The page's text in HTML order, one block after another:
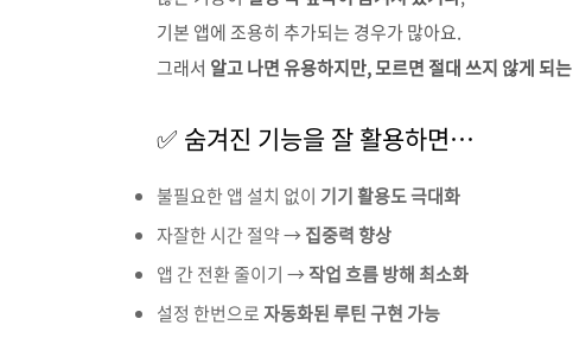
기본 앱에 조용히 추가되는 경우가 많아요.
그래서 알고 나면 유용하지만, 모르면 절대 쓰지 않게 되는
✅ 숨겨진 기능을 잘 활용하면…
불필요한 앱 설치 없이 기기 활용도 극대화
자잘한 시간 절약 →집중력 향상
앱 간 전환 줄이기 →작업 흐름 방해 최소화
설정 한번으로자동화된 루틴 구현 가능